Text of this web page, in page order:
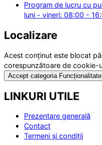
Program de lucru cu
luni - vineri: 08:00 -
Localizare
Acest conținut este blocat
corespunzătoare de cookie-
Accept categoria Funcționalitate
LINKURI UTILE
Prezentare generală
Contact
Termeni și condiții